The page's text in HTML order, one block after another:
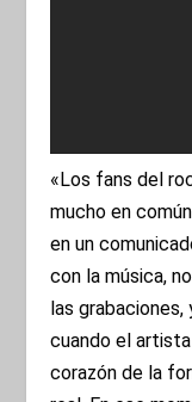
«Los fans del
mucho en
en un
con la música,
las
cuando el
corazón de la